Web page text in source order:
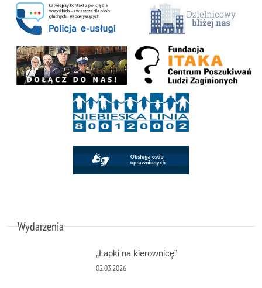
Wydarzenia
„Łapki na kierownicę”
02.03.2026